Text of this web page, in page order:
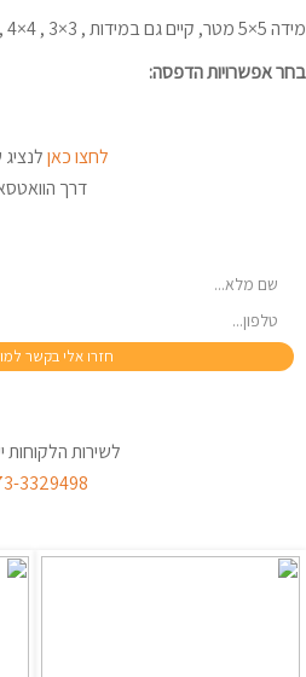
מידה 5×5 מטר, קיים גם במידות , 3×3 , 4×4 , 6×6 מטר
בחר אפשרויות הדפסה:
לחצו כאן
דרך
לשירות הלקוחות
3329498